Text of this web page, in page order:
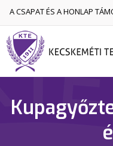
A CSAPAT ÉS A HONLAP